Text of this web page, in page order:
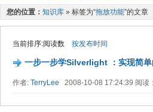
您的位置： 知识库 » 标签为“拖放功能”的文章
当前排序:阅读数 按发布时间
一步一步学Silverlight ：实现简单
作者: TerryLee 2008-10-08 17:24:39 阅读